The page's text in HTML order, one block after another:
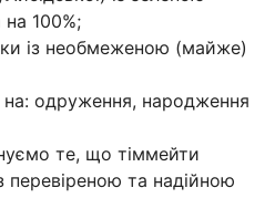
100%;
із необмеженою (майже)
на: одруження, народження
те, що тіммейти
перевіреною та надійною